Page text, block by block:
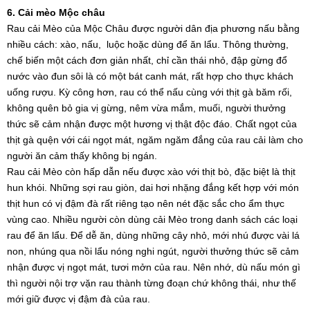
6. Cải mèo Mộc châu
Rau cải Mèo của Mộc Châu được người dân địa phương nấu bằng
nhiều cách: xào, nấu, luộc hoặc dùng để ăn lẩu. Thông thường,
chế biến một cách đơn giản nhất, chỉ cần thái nhỏ, đập gừng đổ
nước vào đun sôi là có một bát canh mát, rất hợp cho thực khách
uống rượu. Kỳ công hơn, rau có thể nấu cùng với thịt gà băm rối,
không quên bỏ gia vị gừng, nêm vừa mắm, muối, người thưởng
thức sẽ cảm nhận được một hương vị thật độc đáo. Chất ngọt của
thịt gà quện với cái ngọt mát, ngăm ngăm đắng của rau cải làm cho
người ăn cảm thấy không bị ngán.
Rau cải Mèo còn hấp dẫn nếu được xào với thịt bò, đặc biệt là thịt
hun khói. Những sợi rau giòn, dai hơi nhặng đắng kết hợp với món
thịt hun có vị đậm đà rất riêng tạo nên nét đặc sắc cho ẩm thực
vùng cao. Nhiều người còn dùng cải Mèo trong danh sách các loại
rau để ăn lẩu. Để dễ ăn, dùng những cây nhỏ, mới nhú được vài lá
non, nhúng qua nồi lẩu nóng nghi ngút, người thưởng thức sẽ cảm
nhận được vị ngọt mát, tươi mởn của rau. Nên nhớ, dù nấu món gì
thì người nội trợ vặn rau thành từng đoạn chứ không thái, như thế
mới giữ được vị đậm đà của rau.